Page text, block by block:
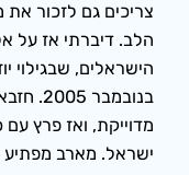
צריכים גם לזכור את
הלב. דיברתי אז על
הישראלים, שבגילוי
מדוייקת, ואז פרץ
ישראל. מארב